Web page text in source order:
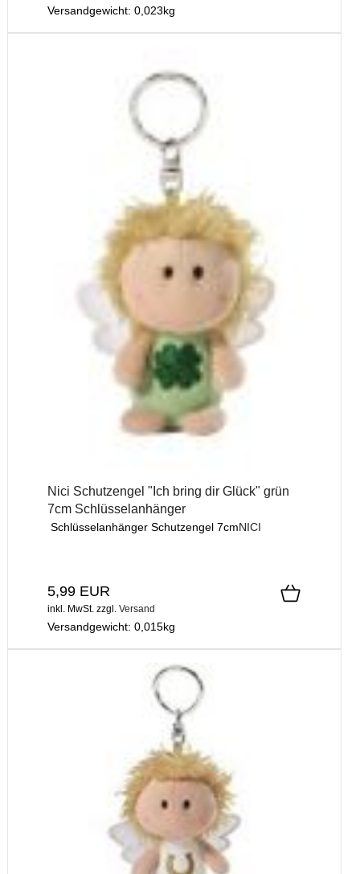
Versandgewicht: 0,023kg
Nici Schutzengel "Ich bring dir Glück" grün
7cm Schlüsselanhänger
Schlüsselanhänger Schutzengel 7cmNICI
5,99 EUR
inkl. MwSt. zzgl. Versand
Versandgewicht: 0,015kg